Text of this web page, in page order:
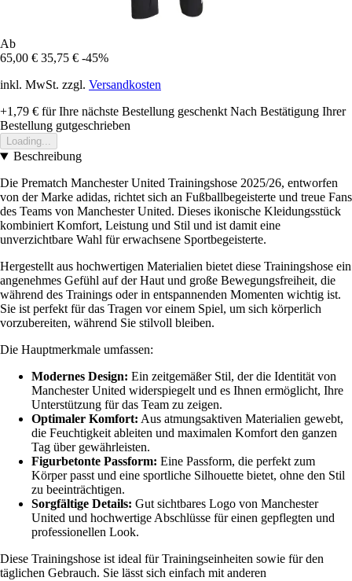
Ab
65,00 € 35,75 € -45%
inkl. MwSt. zzgl. Versandkosten
+1,79 € für Ihre nächste Bestellung geschenkt Nach Bestätigung Ihrer
Bestellung gutgeschrieben
Loading...
Beschreibung
Die Prematch Manchester United Trainingshose 2025/26, entworfen
von der Marke adidas, richtet sich an Fußballbegeisterte und treue Fans
des Teams von Manchester United. Dieses ikonische Kleidungsstück
kombiniert Komfort, Leistung und Stil und ist damit eine
unverzichtbare Wahl für erwachsene Sportbegeisterte.
Hergestellt aus hochwertigen Materialien bietet diese Trainingshose ein
angenehmes Gefühl auf der Haut und große Bewegungsfreiheit, die
während des Trainings oder in entspannenden Momenten wichtig ist.
Sie ist perfekt für das Tragen vor einem Spiel, um sich körperlich
vorzubereiten, während Sie stilvoll bleiben.
Die Hauptmerkmale umfassen:
Modernes Design: Ein zeitgemäßer Stil, der die Identität von
Manchester United widerspiegelt und es Ihnen ermöglicht, Ihre
Unterstützung für das Team zu zeigen.
Optimaler Komfort: Aus atmungsaktiven Materialien gewebt,
die Feuchtigkeit ableiten und maximalen Komfort den ganzen
Tag über gewährleisten.
Figurbetonte Passform: Eine Passform, die perfekt zum
Körper passt und eine sportliche Silhouette bietet, ohne den Stil
zu beeinträchtigen.
Sorgfältige Details: Gut sichtbares Logo von Manchester
United und hochwertige Abschlüsse für einen gepflegten und
professionellen Look.
Diese Trainingshose ist ideal für Trainingseinheiten sowie für den
täglichen Gebrauch. Sie lässt sich einfach mit anderen